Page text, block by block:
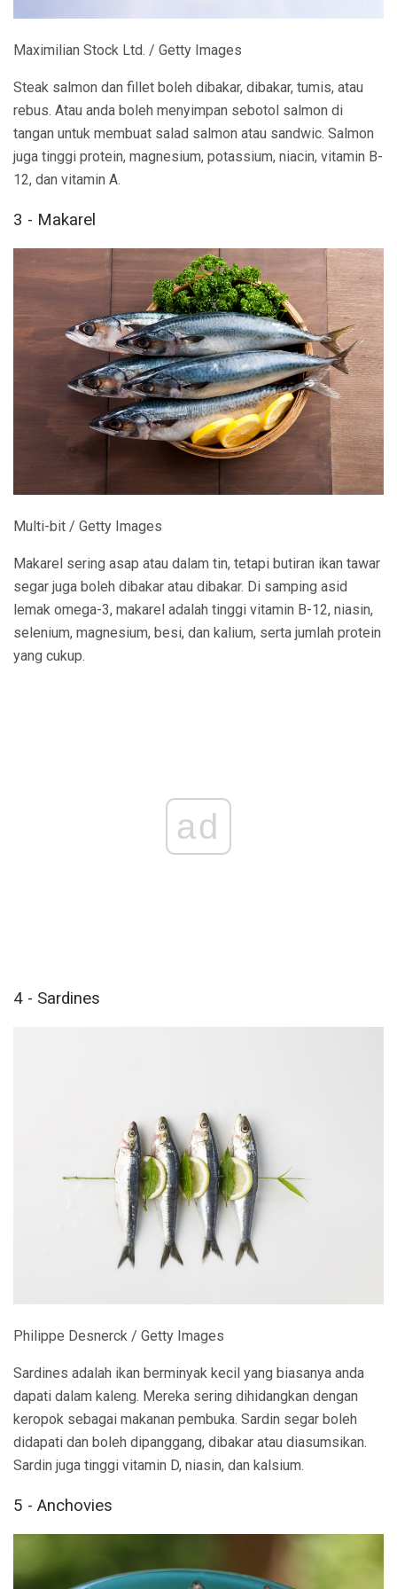
Maximilian Stock Ltd. / Getty Images
Steak salmon dan fillet boleh dibakar, dibakar, tumis, atau
rebus. Atau anda boleh menyimpan sebotol salmon di
tangan untuk membuat salad salmon atau sandwic. Salmon
juga tinggi protein, magnesium, potassium, niacin, vitamin B-
12, dan vitamin A.
3 - Makarel
Multi-bit / Getty Images
Makarel sering asap atau dalam tin, tetapi butiran ikan tawar
segar juga boleh dibakar atau dibakar. Di samping asid
lemak omega-3, makarel adalah tinggi vitamin B-12, niasin,
selenium, magnesium, besi, dan kalium, serta jumlah protein
yang cukup.
ad
4 - Sardines
Philippe Desnerck / Getty Images
Sardines adalah ikan berminyak kecil yang biasanya anda
dapati dalam kaleng. Mereka sering dihidangkan dengan
keropok sebagai makanan pembuka. Sardin segar boleh
didapati dan boleh dipanggang, dibakar atau diasumsikan.
Sardin juga tinggi vitamin D, niasin, dan kalsium.
5 - Anchovies